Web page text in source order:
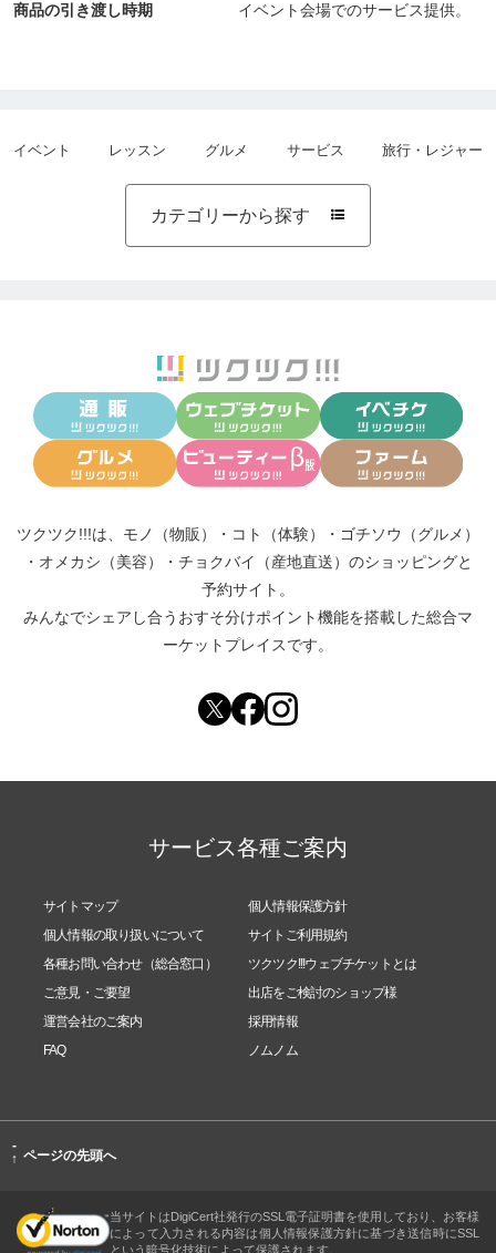
商品の引き渡し時期 イベント会場でのサービス提供。
イベント レッスン グルメ サービス 旅行・レジャー
カテゴリーから探す 
ツクツク!!!は、 モノ（物販） ・ コト（体験） ・ ゴチソウ（グルメ）
・ オメカシ（美容） ・ チョクバイ（産地直送） のショッピングと
予約サイト。
みんなでシェアし合う おすそ分けポイント機能を搭載した総合マ
ーケットプレイスです。
サービス各種ご案内
サイトマップ
個人情報保護方針
個人情報の取り扱いについて
サイトご利用規約
各種お問い合わせ（総合窓口）
ツクツク!!!ウェブチケットとは
ご意見・ご要望
出店をご検討のショップ様
運営会社のご案内
採用情報
FAQ
ノムノム
-
↑ ページの先頭へ
当サイトはDigiCert社発行のSSL電子証明書を使用しており、お客様
によって入力される内容は個人情報保護方針に基づき送信時にSSL
という暗号化技術によって保護されます。